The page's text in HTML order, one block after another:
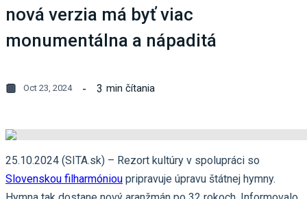
nová verzia má byť viac
monumentálna a nápaditá
Oct 23, 2024 3 min čítania
25.10.2024 (SITA.sk) – Rezort kultúry v spolupráci so
Slovenskou filharmóniou pripravuje úpravu štátnej hymny.